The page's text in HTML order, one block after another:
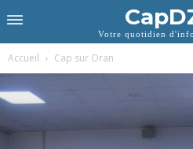
Votre quotidien
Accueil Cap sur Oran